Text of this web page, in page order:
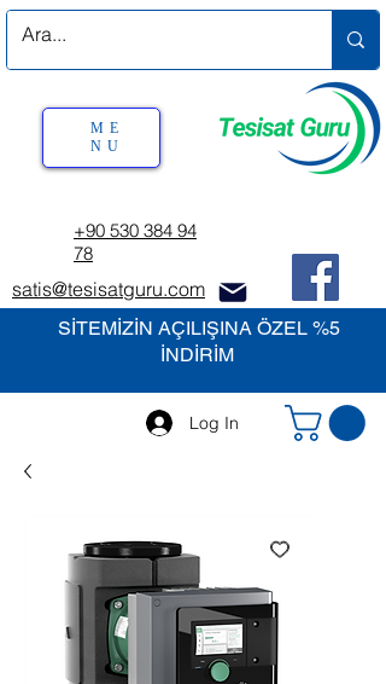
SİTEMİZİN AÇILIŞINA ÖZEL %5
İNDİRİM
+90 530 384 94
78
satis@tesisatguru.com
Log In
ME
NU